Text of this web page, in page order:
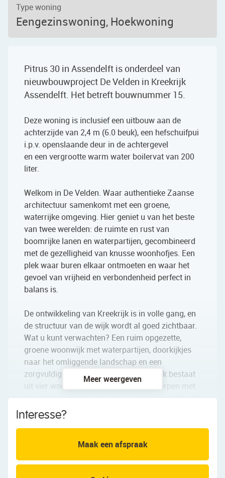
Type woning
Eengezinswoning, Hoekwoning
Pitrus 30 in Assendelft is onderdeel van
nieuwbouwproject De Velden in Kreekrijk
Assendelft. Het betreft bouwnummer 15.
Deze woning is inclusief een uitbouw aan de
achterzijde van 2,4 m (6.0 beuk), een hefschuifpui
i.p.v. openslaande deur in de achtergevel
en een vergrootte warm water boilervat van 200
liter.
Welkom in De Velden. Waar authentieke Zaanse
architectuur samenkomt met een groene,
waterrijke omgeving. Hier geniet u van het beste
van twee werelden: de ruimte en rust van
boomrijke lanen en waterpartijen, gecombineerd
met de gezelligheid van knusse woonhofjes. Een
plek waar buren elkaar ontmoeten en waar het
gevoel van vrijheid en verbondenheid perfect in
balans is.
De ontwikkeling van Kreekrijk is in volle gang, en
de structuur van de wijk wordt al goed zichtbaar.
Wat u kunt verwachten? Een ruim opgezette,
groene woonwijk met waterpartijen, doorkijkjes
naar het omliggende landschap en een
zorgvuldig ontworpen indeling, Kreekrijk bestaat
uit vier woongebieden. De wijk is ontworpen met
oog voor de natuur, waardoor water en groen een
prominente rol spelen in het straatbeeld.
Word wakker met het geluid van fluitende vogels
en geniet van lange zomeravonden aan het water.
Meer weergeven
Interesse?
Maak een afspraak